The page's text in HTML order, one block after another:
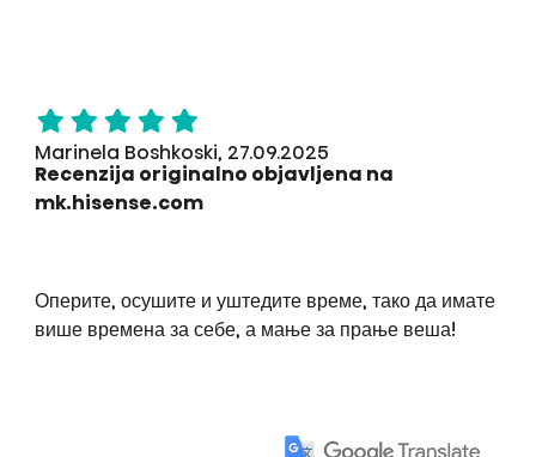
Marinela Boshkoski, 27.09.2025
Recenzija originalno objavljena na
mk.hisense.com
Оперите, осушите и уштедите време, тако да имате
више времена за себе, а мање за прање веша!